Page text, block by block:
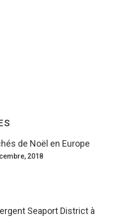
de Noël en Europe
2018
Seaport District à